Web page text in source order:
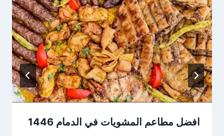
افضل مطاعم المشويات في الدمام 1446